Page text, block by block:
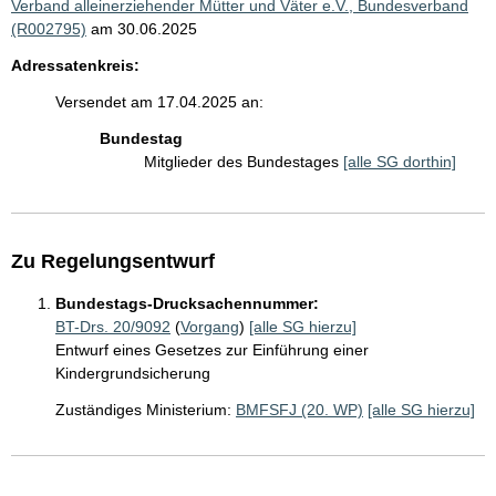
Verband alleinerziehender Mütter und Väter e.V., Bundesverband
(R002795) am 30.06.2025
Adressatenkreis:
Versendet am 17.04.2025 an:
Bundestag
Mitglieder des Bundestages [alle SG dorthin]
Zu Regelungsentwurf
Bundestags-Drucksachennummer:
BT-Drs. 20/9092 (Vorgang) [alle SG hierzu]
Entwurf eines Gesetzes zur Einführung einer
Kindergrundsicherung
Zuständiges Ministerium: BMFSFJ (20. WP) [alle SG hierzu]